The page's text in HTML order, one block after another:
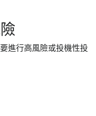
進行高風險或投機性投